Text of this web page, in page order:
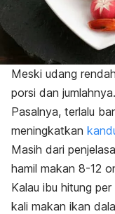
Meski udang
porsi dan jumlahnya.
Pasalnya, terlalu
meningkatkan
Masih dari
hamil makan 8-12
Kalau ibu hitung
kali makan ikan